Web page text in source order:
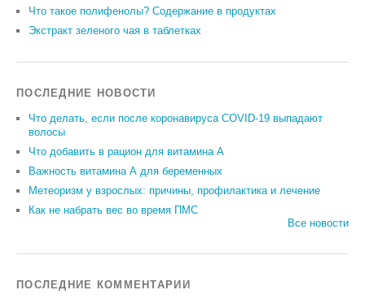
Что такое полифенолы? Содержание в продуктах
Экстракт зеленого чая в таблетках
ПОСЛЕДНИЕ НОВОСТИ
Что делать, если после коронавируса COVID-19 выпадают
волосы
Что добавить в рацион для витамина А
Важность витамина А для беременных
Метеоризм у взрослых: причины, профилактика и лечение
Как не набрать вес во время ПМС
Все новости
ПОСЛЕДНИЕ КОММЕНТАРИИ